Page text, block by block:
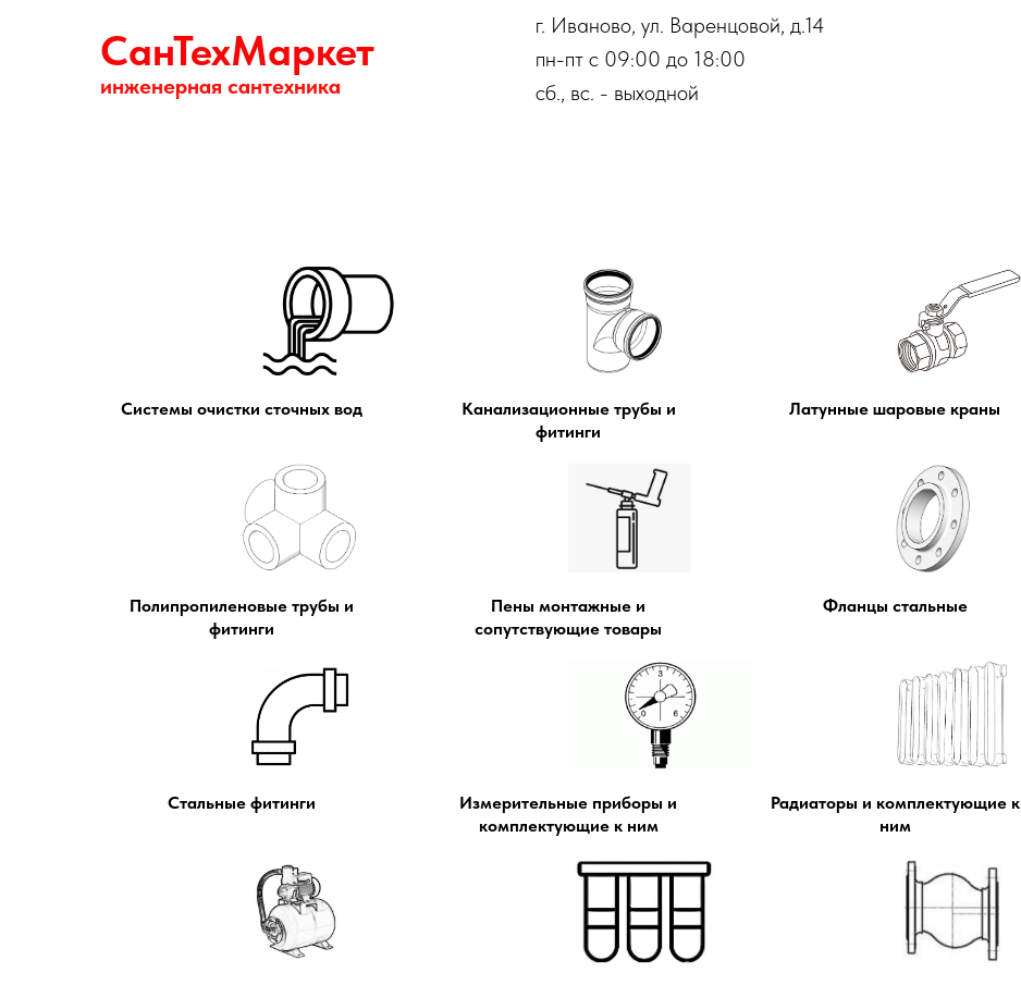
СанТехМаркет
инженерная сантехника
г. Иваново, ул. Варенцовой, д.14
пн-пт с 09:00 до 18:00
сб., вс. - выходной
Системы очистки сточных вод
Канализационные трубы и
фитинги
Латунные шаровые краны
Полипропиленовые трубы и
фитинги
Пены монтажные и
сопутствующие товары
Фланцы стальные
Стальные фитинги
Измерительные приборы и
комплектующие к ним
Радиаторы и комплектующие к
ним